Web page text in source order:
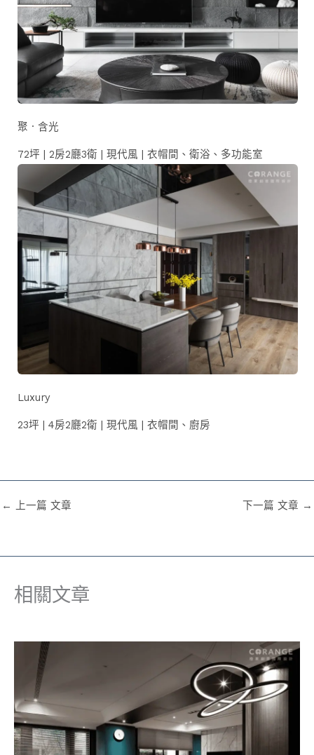
聚 · 含光
72坪 | 2房2廳3衛 | 現代風 | 衣帽間、衛浴、多功能室
Luxury
23坪 | 4房2廳2衛 | 現代風 | 衣帽間、廚房
← 上一篇 文章 下一篇 文章 →
相關文章